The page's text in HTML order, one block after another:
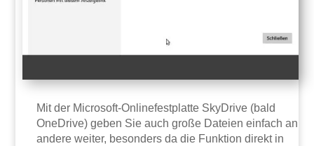
Mit der Microsoft-Onlinefestplatte SkyDrive (bald
OneDrive) geben Sie auch große Dateien einfach an
andere weiter, besonders da die Funktion direkt in